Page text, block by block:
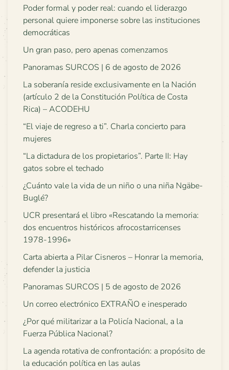
Poder formal y poder real: cuando el liderazgo
personal quiere imponerse sobre las instituciones
democráticas
Un gran paso, pero apenas comenzamos
Panoramas SURCOS | 6 de agosto de 2026
La soberanía reside exclusivamente en la Nación
(artículo 2 de la Constitución Política de Costa
Rica) – ACODEHU
“El viaje de regreso a ti”. Charla concierto para
mujeres
“La dictadura de los propietarios”. Parte II: Hay
gatos sobre el techado
¿Cuánto vale la vida de un niño o una niña Ngäbe-
Buglé?
UCR presentará el libro «Rescatando la memoria:
dos encuentros históricos afrocostarricenses
1978-1996»
Carta abierta a Pilar Cisneros – Honrar la memoria,
defender la justicia
Panoramas SURCOS | 5 de agosto de 2026
Un correo electrónico EXTRAÑO e inesperado
¿Por qué militarizar a la Policía Nacional, a la
Fuerza Pública Nacional?
La agenda rotativa de confrontación: a propósito de
la educación política en las aulas